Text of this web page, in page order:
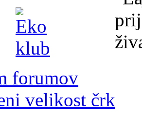
forumov
velikost črk